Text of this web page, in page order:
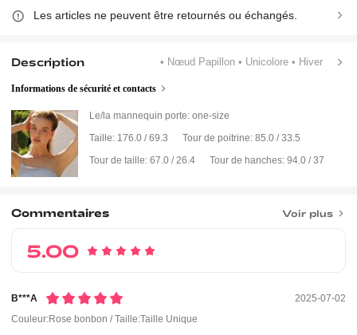
Les articles ne peuvent être retournés ou échangés.
Description • Nœud Papillon• Unicolore• Hiver
Informations de sécurité et contacts
Le/la mannequin porte: one-size
Taille: 176.0 / 69.3 Tour de poitrine: 85.0 / 33.5
Tour de taille: 67.0 / 26.4 Tour de hanches: 94.0 / 37
Commentaires Voir plus
5.00
B***a
2025-07-02
Couleur:Rose bonbon / Taille:Taille Unique